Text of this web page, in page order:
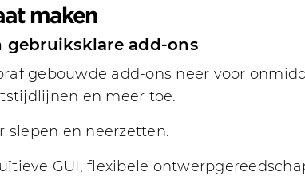
maken
gebruiksklare add-ons
gebouwde add-ons neer voor
en meer toe.
slepen en neerzetten.
GUI, flexibele